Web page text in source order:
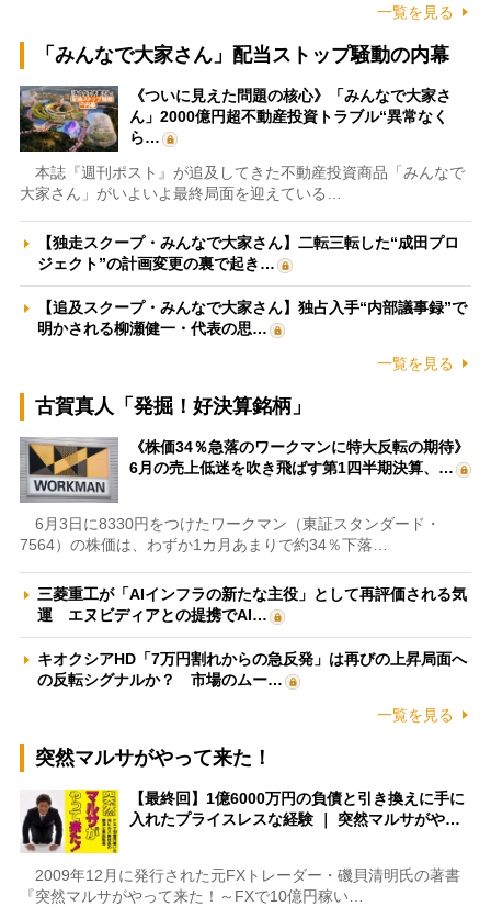
一覧を見る
「みんなで大家さん」配当ストップ騒動の内幕
《ついに見えた問題の核心》「みんなで大家さ
ん」2000億円超不動産投資トラブル“異常なく
ら…
本誌『週刊ポスト』が追及してきた不動産投資商品「みんなで
大家さん」がいよいよ最終局面を迎えている…
【独走スクープ・みんなで大家さん】二転三転した“成田プロ
ジェクト”の計画変更の裏で起き…
【追及スクープ・みんなで大家さん】独占入手“内部議事録”で
明かされる柳瀬健一・代表の思…
一覧を見る
古賀真人「発掘！好決算銘柄」
《株価34％急落のワークマンに特大反転の期待》
6月の売上低迷を吹き飛ばす第1四半期決算、…
6月3日に8330円をつけたワークマン（東証スタンダード・
7564）の株価は、わずか1カ月あまりで約34％下落…
三菱重工が「AIインフラの新たな主役」として再評価される気
運 エヌビディアとの提携でAI…
キオクシアHD「7万円割れからの急反発」は再びの上昇局面へ
の反転シグナルか？ 市場のムー…
一覧を見る
突然マルサがやって来た！
【最終回】1億6000万円の負債と引き換えに手に
入れたプライスレスな経験 ｜ 突然マルサがや…
2009年12月に発行された元FXトレーダー・磯貝清明氏の著書
『突然マルサがやって来た！～FXで10億円稼い…